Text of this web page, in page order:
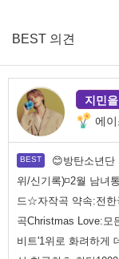
BEST 의견
지민
에
😊방탄소년단
위/신기록)◽2월 남녀
드☆자작곡 약속:전한
곡Christmas Love:모
비트'1위로 화려하게